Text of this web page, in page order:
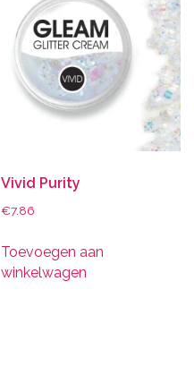
Vivid Purity
€7.86
Toevoegen aan
winkelwagen